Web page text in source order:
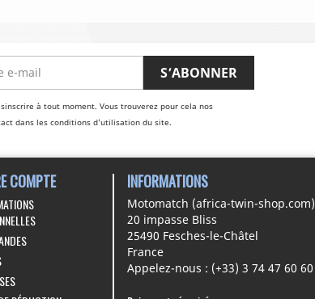
à tout moment. Vous trouverez pour cela nos
dans les conditions d'utilisation du site.
COMPTE INFORMATIONS
Motomatch (africa-twin-shop.com)
20 impasse Bliss
25490 Fesches-le-Châtel
France
Appelez-nous : (+33) 3 74 47 60 60